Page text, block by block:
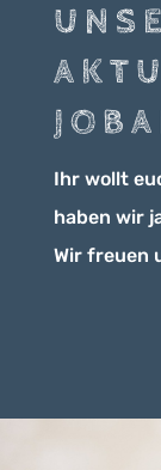
Ihr wollt
haben wir
Wir freuen